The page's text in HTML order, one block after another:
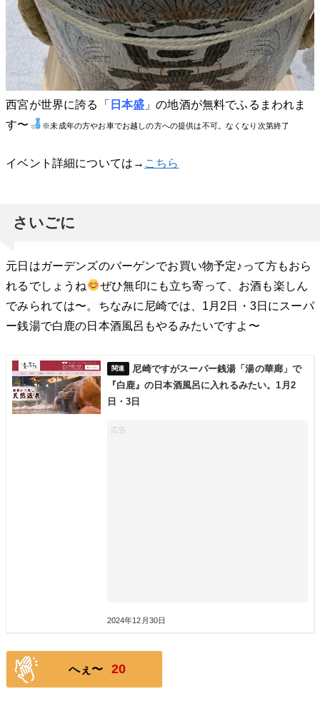
西宮が世界に誇る「 日本盛 」の地酒が無料でふるまわれま
す〜
※未成年の方やお車でお越しの方への提供は不可。なくなり次第終了
イベント詳細については→ こちら
さいごに
元日はガーデンズのバーゲンでお買い物予定♪って方もおら
れるでしょうね
ぜひ無印にも立ち寄って、お酒も楽しん
でみられては〜。ちなみに尼崎では、1月2日・3日にスーパ
ー銭湯で白鹿の日本酒風呂もやるみたいですよ〜
尼崎ですがスーパー銭湯「湯の華廊」で
『白鹿』の日本酒風呂に入れるみたい。1月2
日・3日
2024年12月30日
へぇ〜 20